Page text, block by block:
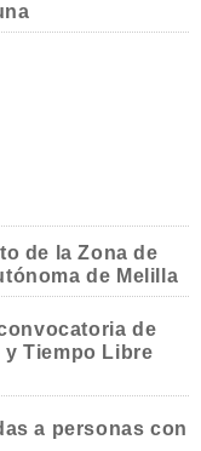
de la Zona de
de Melilla
de
y Tiempo Libre
a personas con